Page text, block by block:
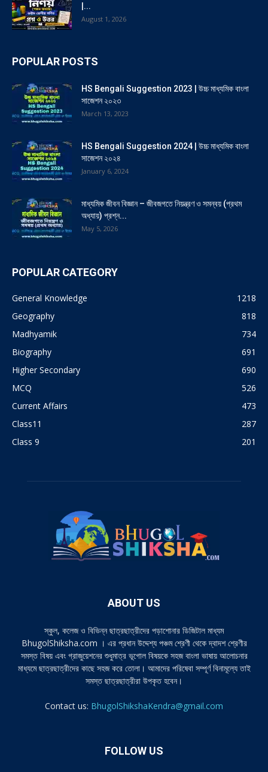
|...
August 1, 2026
POPULAR POSTS
HS Bengali Suggestion 2023 | উচ্চ মাধ্যমিক বাংলা
সাজেশন ২০২৩
March 13, 2023
HS Bengali Suggestion 2024 | উচ্চ মাধ্যমিক বাংলা
সাজেশন ২০২৪
January 6, 2024
মাধ্যমিক জীবন বিজ্ঞান – জীবজগতে নিয়ন্ত্রণ ও সমন্বয় (প্রথম
অধ্যায়) প্রশ্ন...
May 5, 2026
POPULAR CATEGORY
General Knowledge
1218
Geography
818
Madhyamik
734
Biography
691
Higher Secondary
690
MCQ
526
Current Affairs
473
Class11
287
Class 9
201
ABOUT US
স্কুল, কলেজ ও বিভিন্ন ছাত্রছাত্রীদের পড়াশোনার ডিজিটাল মাধ্যম
BhugolShiksha.com । এর প্রধান উদ্দেশ্য পঞ্চম শ্রেণী থেকে দ্বাদশ শ্রেণীর
সমস্ত বিষয় এবং গ্রাজুয়েশনের শুধুমাত্র ভূগোল বিষয়কে সহজ বাংলা ভাষায় আলোচনার
মাধ্যমে ছাত্রছাত্রীদের কাছে সহজ করে তোলা। আমাদের পরিষেবা সম্পূর্ণ বিনামূল্যে তাই
সমস্ত ছাত্রছাত্রীরা উপকৃত হবেন।
Contact us: BhugolShikshaKendra@gmail.com
FOLLOW US